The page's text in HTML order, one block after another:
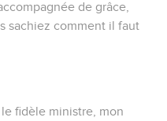
de grâce,
sachiez comment il faut
fidèle ministre, mon